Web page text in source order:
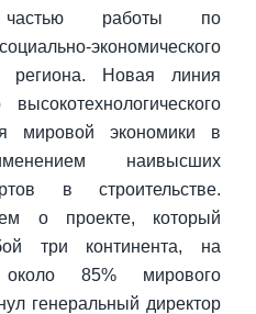
частью работы по
экономического
региона. Новая линия
мировой экономики в
наивысших
в строительстве.
о проекте, который
три континента, на
85% мирового
генеральный директор